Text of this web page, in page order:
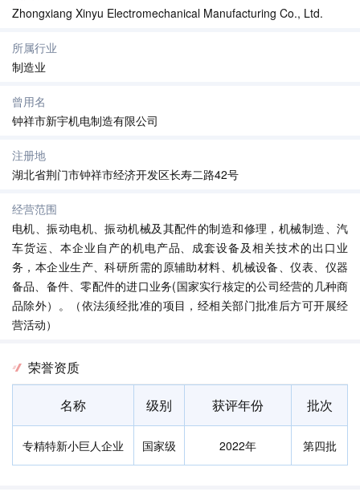
Zhongxiang Xinyu Electromechanical Manufacturing Co., Ltd.
所属行业
制造业
曾用名
钟祥市新宇机电制造有限公司
注册地
湖北省荆门市钟祥市经济开发区长寿二路42号
经营范围
电机、振动电机、振动机械及其配件的制造和修理，机械制造、汽
车货运、本企业自产的机电产品、成套设备及相关技术的出口业
务，本企业生产、科研所需的原辅助材料、机械设备、仪表、仪器
备品、备件、零配件的进口业务(国家实行核定的公司经营的几种商
品除外）。（依法须经批准的项目，经相关部门批准后方可开展经
营活动）
荣誉资质
名称 级别 获评年份 批次
专精特新小巨人企业 国家级 2022年 第四批